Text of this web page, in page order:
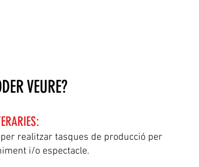
VEURE?
realitzar tasques de producció per
i/o espectacle.